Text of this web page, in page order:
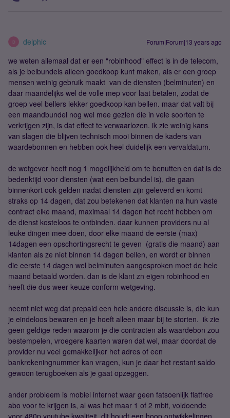
D delphic Forum|Forum|13 years ago
we weten allemaal dat er een "robinhood" effect is in de telecom,
als je belbundels alleen goedkoop kunt maken, als er een groep
mensen weinig gebruik maakt van de diensten (belminuten) en
daar maandelijks wel de volle mep voor laat betalen, zodat de
groep veel bellers lekker goedkoop kan bellen. maar dat valt bij
een maandbundel nog wel mee gezien die in vele soorten te
verkrijgen zijn, is dat effect te verwaarlozen. ik zie weinig kans
van slagen die blijven technisch mooi binnen de kaders van
waardebonnen en hebben ook heel duidelijk een vervaldatum.
de wetgever heeft nog 1 mogelijkheid om te benutten en dat is de
bedenktijd voor diensten (wat een belbundel is), die gaan
binnenkort ook gelden nadat diensten zijn geleverd en komt
straks op 14 dagen, dat zou betekenen dat klanten na hun vaste
contract elke maand, maximaal 14 dagen het recht hebben om
de dienst kosteloos te ontbinden. daar kunnen providers nu al
leuke dingen mee doen, door elke maand de eerste (max)
14dagen een opschortingsrecht te geven (gratis die maand) aan
klanten als ze niet binnen 14 dagen bellen, en wordt er binnen
die eerste 14 dagen wel belminuten aangesproken moet de hele
maand betaald worden. dan is de klant zn eigen robinhood en
heeft die dus weer keuze conform wetgeving.
neemt niet weg dat prepaid een hele andere discussie is, die kun
je eindeloos bewaren en je hoeft alleen maar bij te storten. ik zie
geen geldige reden waarom je die contracten als waardebon zou
bestempelen, vroegere kaarten waren dat wel, maar doordat de
provider nu veel gemakkelijker het adres of een
bankrekeningnummer kan vragen, kun je daar het restant saldo
gewoon terugboeken als je gaat opzeggen.
ander probleem is mobiel internet waar geen fatsoenlijk flatfree
abo voor te krijgen is, al was het maar 1 of 2 mbit, voldoende
voor 480p youtube kwaliteit, dit houdt een hoop ontwikkelingen